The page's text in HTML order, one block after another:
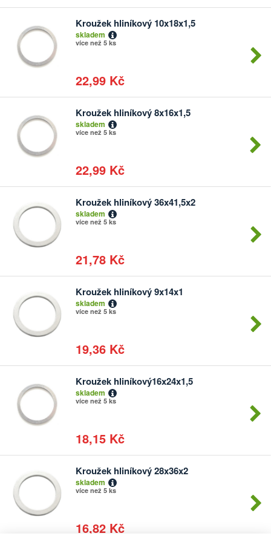
Kroužek hliníkový 10x18x1,5
skladem
více než 5 ks
22,99 Kč
Počet
kusů
Kroužek hliníkový 8x16x1,5
skladem
více než 5 ks
22,99 Kč
Počet
kusů
Kroužek hliníkový 36x41,5x2
skladem
více než 5 ks
21,78 Kč
Počet
kusů
Kroužek hliníkový 9x14x1
skladem
více než 5 ks
19,36 Kč
Počet
kusů
Kroužek hliníkový16x24x1,5
skladem
více než 5 ks
18,15 Kč
Počet
kusů
Kroužek hliníkový 28x36x2
skladem
více než 5 ks
16,82 Kč
Počet
kusů